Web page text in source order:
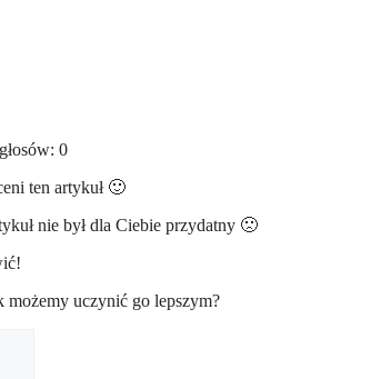
0
ten artykuł 🙂
nie był dla Ciebie przydatny 🙁
możemy uczynić go lepszym?